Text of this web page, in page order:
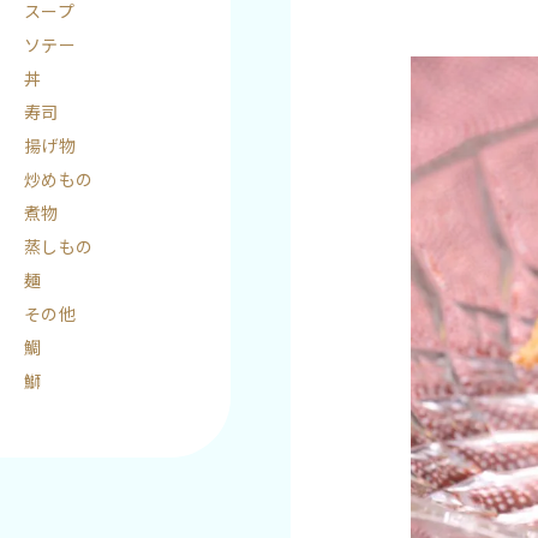
スープ
ソテー
丼
寿司
揚げ物
炒めもの
煮物
蒸しもの
麺
その他
鯛
鰤